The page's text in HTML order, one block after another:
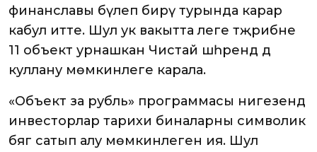
финанславы бүлеп бирү турында карар
кабул итте. Шул ук вакытта әлеге тәҗрибәне
11 объект урнашкан Чистай шәһәрендә дә
куллану мөмкинлеге карала.
«Объект за рубль» программасы нигезендә
инвесторлар тарихи биналарны символик
бәягә сатып алу мөмкинлегенә ия. Шул